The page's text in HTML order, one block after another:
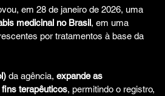
em 28 de janeiro de 2026, uma
medicinal no Brasil, em uma
por tratamentos à base da
da agência, expande as
terapêuticos, permitindo o registro,